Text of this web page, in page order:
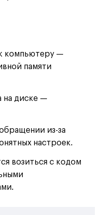
компьютеру —
памяти
на диске —
из-за
настроек.
возиться с кодом